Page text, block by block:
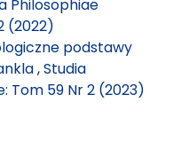
Philosophiae
(2022)
podstawy
,Studia
Tom 59 Nr 2 (2023)